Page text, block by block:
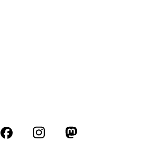
FacebookInstagramMastodon